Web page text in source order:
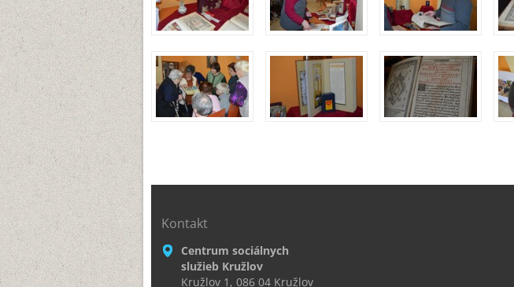
Kontakt
Centrum sociálnych
služieb Kružlov
Kružlov 1, 086 04 Kružlov